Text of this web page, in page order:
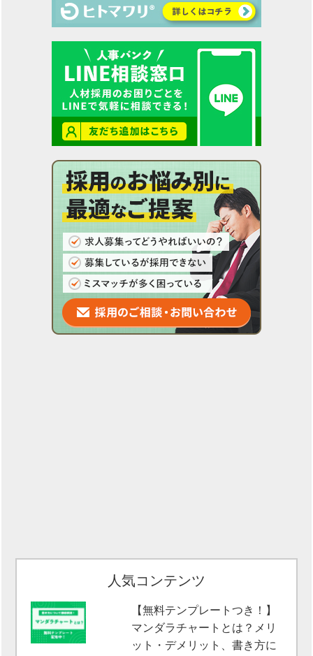
人気コンテンツ
【無料テンプレートつき！】
マンダラチャートとは？メリ
ット・デメリット、書き方に